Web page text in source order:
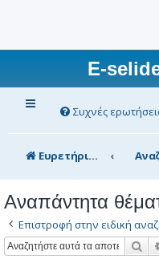
E-
Συχνές
Ευρετήριο Δ. Συζήτησης
Αναπάντητα
Επιστροφή στην ειδική